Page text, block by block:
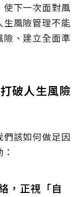
下一次面對風
風險管理不能
、建立全面準
破人生風險
該如何做足因
，正視「自